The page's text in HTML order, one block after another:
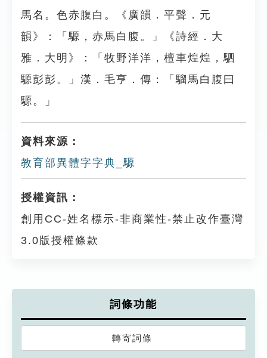
馬名。色赤腹白。《廣韻．平聲．元
韻》：「騵，赤馬白腹。」《詩經．大
雅．大明》：「牧野洋洋，檀車煌煌，駟
騵彭彭。」漢．毛亨．傳：「騮馬白腹曰
騵。」
資料來源：
教育部異體字字典_騵
授權資訊：
創用CC-姓名標示-非商業性-禁止改作臺灣
3.0版授權條款
詞條功能
轉寄詞條